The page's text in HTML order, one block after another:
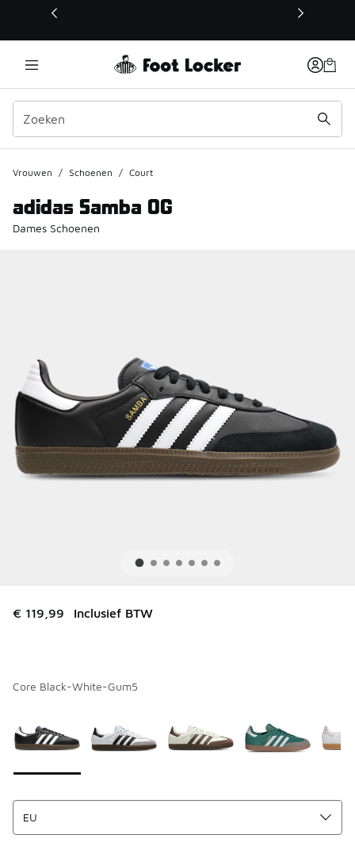
Deze link wordt geopend in een nieuw venster
Vrouwen / Schoenen / Court
adidas Samba OG
Dames Schoenen
€ 119,99 Inclusief BTW
Core Black-White-Gum5